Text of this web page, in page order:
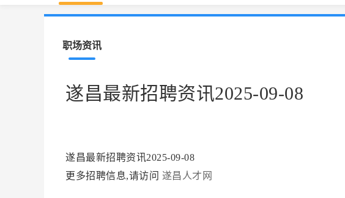
职场资讯
遂昌最新招聘资讯2025-09-08
遂昌最新招聘资讯2025-09-08
更多招聘信息,请访问 遂昌人才网